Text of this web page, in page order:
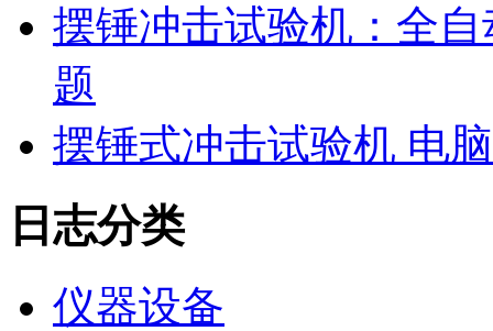
摆锤冲击试验机：全
题
摆锤式冲击试验机 电
日志分类
仪器设备